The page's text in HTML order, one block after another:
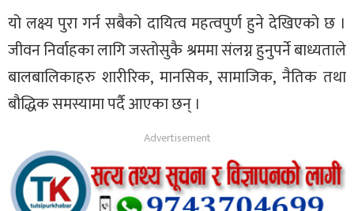
यो लक्ष्य पुरा गर्न सबैको दायित्व महत्वपुर्ण हुने देखिएको छ ।
जीवन निर्वाहका लागि जस्तोसुकै श्रममा संलग्न हुनुपर्ने बाध्यताले
बालबालिकाहरु शारीरिक, मानसिक, सामाजिक, नैतिक तथा
बौद्धिक समस्यामा पर्दै आएका छन् ।